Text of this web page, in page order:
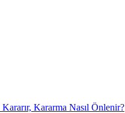
Kararma Nasıl Önlenir?